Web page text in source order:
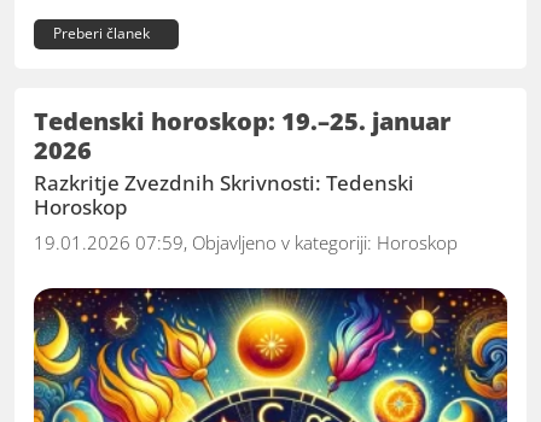
Preberi članek
Tedenski horoskop: 19.–25. januar
2026
Razkritje Zvezdnih Skrivnosti: Tedenski
Horoskop
19.01.2026 07:59, Objavljeno v kategoriji: Horoskop